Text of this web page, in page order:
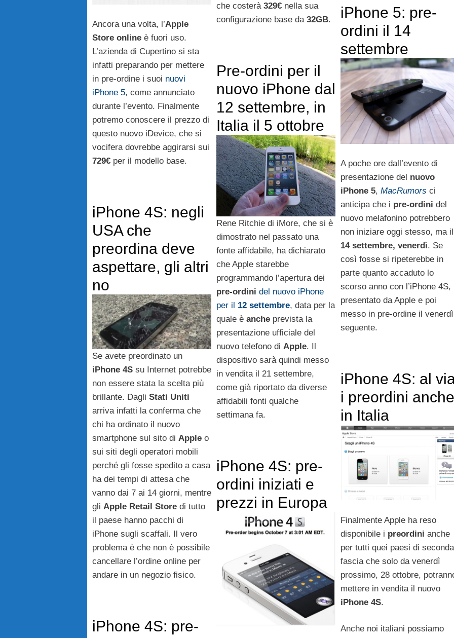
che costerà 329€nella sua
configurazione base da 32GB.
Ancora una volta, l’Apple
Store online è fuori uso.
L’azienda di Cupertino si sta
infatti preparando per mettere
in pre-ordine i suoi nuovi
iPhone 5, come annunciato
durante l’evento. Finalmente
potremo conoscere il prezzo di
questo nuovo iDevice, che si
vocifera dovrebbe aggirarsi sui
729€ per il modello base.
iPhone 5: pre-
ordini il 14
settembre
A poche ore dall’evento di
presentazione del nuovo
iPhone 5, MacRumors ci
anticipa che i pre-ordini del
nuovo melafonino potrebbero
non iniziare oggi stesso, ma il
14 settembre, venerdì. Se
così fosse si ripeterebbe in
parte quanto accaduto lo
scorso anno con l’iPhone 4S,
presentato da Apple e poi
messo in pre-ordine il venerdì
seguente.
Pre-ordini per il
nuovo iPhone dal
12 settembre, in
Italia il 5 ottobre
Rene Ritchie di iMore, che si è
dimostrato nel passato una
fonte affidabile, ha dichiarato
che Apple starebbe
programmando l’apertura dei
pre-ordini del nuovo iPhone
per il 12 settembre, data per la
quale è ancheprevista la
presentazione ufficiale del
nuovo telefono di Apple. Il
dispositivo sarà quindi messo
in vendita il 21 settembre,
come già riportato da diverse
affidabili fonti qualche
settimana fa.
iPhone 4S: negli
USA che
preordina deve
aspettare, gli altri
no
Se avete preordinato un
iPhone 4S su Internet potrebbe
non essere stata la scelta più
brillante. Dagli Stati Uniti
arriva infatti la conferma che
chi ha ordinato il nuovo
smartphone sul sito di Apple o
sui siti degli operatori mobili
perché gli fosse spedito a casa
ha dei tempi di attesa che
vanno dai 7 ai 14 giorni, mentre
gli Apple Retail Store di tutto
il paese hanno pacchi di
iPhone sugli scaffali. Il vero
problema è che non è possibile
cancellare l’ordine online per
andare in un negozio fisico.
iPhone 4S: al
i preordini anche
in Italia
Finalmente Apple ha reso
disponibile i preordini anche
per tutti quei paesi di seconda
fascia che solo da venerdì
prossimo, 28 ottobre,
mettere in vendita il nuovo
iPhone 4S.
Anche noi italiani possiamo
iPhone 4S: pre-
ordini iniziati e
prezzi in Europa
iPhone 4S: pre-